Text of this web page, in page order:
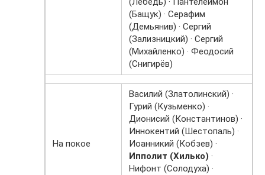
(Бащук) · Серафим
(Демьянив) · Сергий
(Зализницкий) · Сергий
(Михайленко) · Феодосий
(Снигирёв)
На покое
Василий (Златолинский) ·
Гурий (Кузьменко) ·
Дионисий (Константинов) ·
Иннокентий (Шестопаль) ·
Иоанникий (Кобзев) ·
Ипполит (Хилько) ·
Нифонт (Солодуха) ·